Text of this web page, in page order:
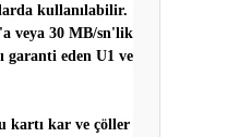
kullanılabilir.
veya 30 MB/sn'lik
garanti eden U1 ve
kartı kar ve çöller